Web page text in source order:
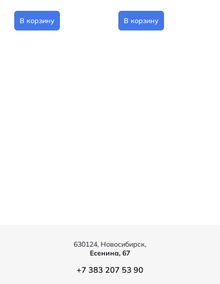
В корзину В корзину
630124, Новосибирск,
Есенина, 67
+7 383 207 53 90